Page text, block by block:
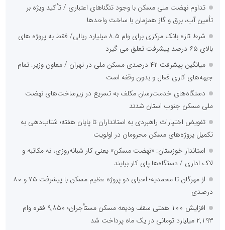
تداوم نهضت ملی مسکن با وجود تنگناهای اعتباری / تأکید ویژه بر
تأمین آب، برق و گاز همزمان با ساخت واحدها
شرط تازه بانک مرکزی برای وام ۸.۵ میلیارد ریالی/ فقط به پروژه های
بالای ۶۵ درصد پیشرفت تعلق می گیرد
میانگین پیشرفت ۴۲ درصدی مسکن ملی در تهران / معاون وزیر: تمام
جبهه‌های کاری فعال و بدون وقفه است
دستگاه‌های خدمت‌رسان مکلف به تسریع در زیرساخت‌های نهضت
ملی مسکن جنوب استان شدند
تفویض اختیارات راهبردی به استانداران تا پایان هفته؛ شتاب‌دهی به
تکمیل پروژه‌های مسکن محرومان در اولویت
استاندار خوزستان: «نهضت مسکن» یعنی کار شبانه‌روزی، نه مکاتبه و
لاک اداری / دستگاه‌ها پای کار بیایند
از مهرگان تا محمدیه؛ احیای دو پروژه عظیم مسکن با پیشرفت ۷۵ و ۸۰
درصدی
افزایش ۱۰۰ همتی سقف ودیعه مسکن مستأجران؛ ۹,۸۵۰ فقره وام
۲,۱۹۳ میلیارد تومانی در یک ماه پرداخت شد